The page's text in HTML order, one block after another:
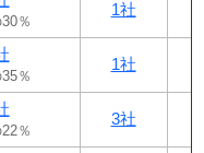
％
1社
％
1社
％
3社